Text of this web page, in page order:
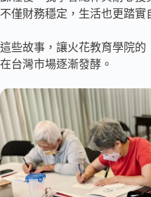
不僅財務穩定，生活也更踏實
這些故事，讓火花教育學院的
在台灣市場逐漸發酵。